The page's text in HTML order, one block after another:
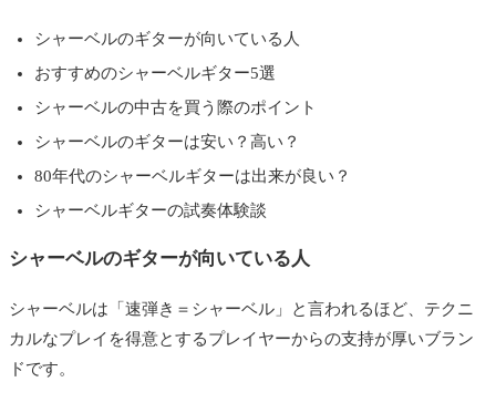
シャーベルのギターが向いている人
おすすめのシャーベルギター5選
シャーベルの中古を買う際のポイント
シャーベルのギターは安い？高い？
80年代のシャーベルギターは出来が良い？
シャーベルギターの試奏体験談
シャーベルのギターが向いている人
シャーベルは「速弾き＝シャーベル」と言われるほど、テクニ
カルなプレイを得意とするプレイヤーからの支持が厚いブラン
ドです。